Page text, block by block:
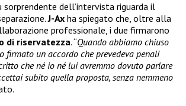
sorprendente dell’intervista riguarda il
J-Ax ha spiegato che, oltre alla
professionale, i due firmarono
di riservatezza. “Quando abbiamo chiuso
firmato un accordo che prevedeva penali
che né io né lui avremmo dovuto parlare
subito quella proposta, senza nemmeno